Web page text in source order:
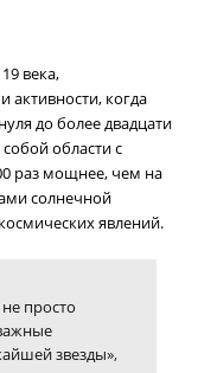
века,
активности, когда
до более двадцати
области с
раз мощнее, чем на
солнечной
явлений.
просто
звезды»,